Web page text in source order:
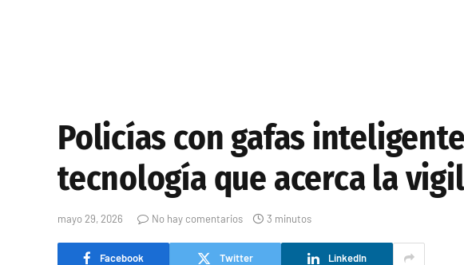
Policías con gafas
tecnología que acerca la
mayo 29, 2026 No hay comentarios 3 minutos
Facebook Twitter LinkedIn